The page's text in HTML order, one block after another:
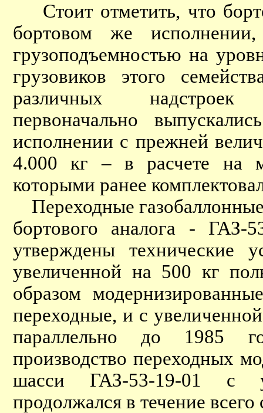
Стоит отметить, что
бортовом же
грузоподъемностью на
грузовиков этого
различных надстроек
первоначально
исполнении с прежней
4.000 кг – в расчете на
которыми ранее
Переходные
бортового аналога -
утверждены технические
увеличенной на 500 кг
образом
переходные, и с
параллельно до 1985
производство переходных
шасси ГАЗ-53-19-01 с
продолжался в течение